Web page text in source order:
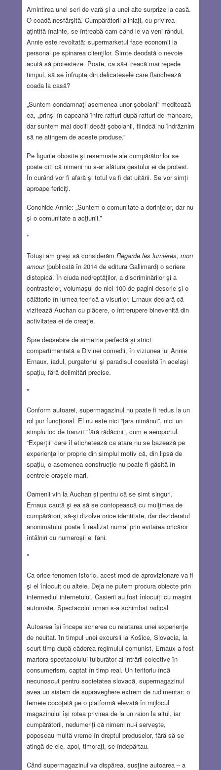
Amintirea unei seri de vară şi a unei alte surprize la casă.
O coadă nesfârşită. Cumpărătorii aliniaţi, cu privirea
aţintită înainte, se întreabă cam când le va veni rândul.
Annie este revoltată: supermarketul face economii la
personal pe spinarea clienţilor. Simte deodată o nevoie
acută să protesteze. Poate, ca să-i treacă mai repede
timpul, să se înfrupte din delicatesele care flanchează
coada la casă?
„Suntem condamnaţi asemenea unor şobolani” meditează
ea, „prinşi în capcană între rafturi după rafturi de mâncare,
dar suntem mai docili decât şobolanii, fiindcă nu îndrăznim
să ne atingem de aceste produse.”
Pe figurile obosite şi resemnate ale cumpărătorilor se
poate citi că nimeni nu s-ar alătura gestului ei de protest.
În curând vor fi afară şi totul va fi dat uitării. Se vor simţi
aproape fericiţi.
Conchide Annie: „Suntem o comunitate a dorinţelor, dar nu
şi o comunitate a acţiunii.”
*
Totuşi am greşi să considerăm Regarde les lumières, mon
amour (publicată în 2014 de editura Gallimard) o scriere
distopică. În ciuda nedreptăţilor, a discriminărilor şi a
contrastelor, volumașul de nici 100 de pagini descrie şi o
călătorie în lumea feerică a visurilor. Ernaux declară că
vizitează Auchan cu plăcere, o întrerupere binevenită din
activitatea ei de creaţie.
Spre deosebire de simetria perfectă şi strict
compartimentată a Divinei comedii, în viziunea lui Annie
Ernaux, iadul, purgatoriul şi paradisul coexistă în acelaşi
spaţiu, fără delimitări precise.
*
Conform autoarei, supermagazinul nu poate fi redus la un
rol pur funcţional. El nu este nici “ţara nimănui”, nici un
simplu loc de tranzit “fără rădăcini”, cum e aeroportul.
“Experţii” care îl etichetează ca atare nu se bazează pe
experienţa lor proprie din simplul motiv că, din lipsă de
spaţiu, o asemenea construcţie nu poate fi găsită în
centrele orașele mari.
Oamenii vin la Auchan și pentru că se simt singuri.
Ernaux caută şi ea să se contopească cu mulţimea de
cumpărători, să-şi dizolve orice identitate, dar dezideratul
anonimatului poate fi realizat numai prin evitarea oricăror
întâlniri cu numeroşii ei fani.
*
Ca orice fenomen istoric, acest mod de aprovizionare va fi
şi el înlocuit cu altele. Deja ne putem procura obiecte prin
intermediul internetului. Casierii au fost înlocuiți cu maşini
automate. Spectacolul uman s-a schimbat radical.
Autoarea își începe scrierea cu relatarea unei experienţe
de neuitat. Ȋn timpul unei excursii la Košice, Slovacia, la
scurt timp după căderea regimului comunist, Ernaux a fost
martora spectacolului tulburător al intrării colective în
consumerism, captat în timp real. Un teritoriu încă
necunoscut pentru societatea slovacă, supermagazinul
avea un sistem de supraveghere extrem de rudimentar: o
femeie cocoţată pe o platformă elevată în mijlocul
magazinului își rotea privirea de la un raion la altul, iar
cumpărătorii, nedumeriţi că nimeni nu-i serveşte,
poposeau multă vreme în dreptul produselor, fără să se
atingă de ele, apoi, timoraţi, se îndepărtau.
Când supermagazinul va dispărea, susţine autoarea – a